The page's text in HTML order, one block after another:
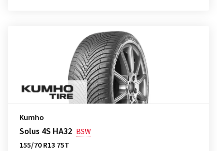
Kumho
Solus 4S HA32 BSW
155/70 R13 75T